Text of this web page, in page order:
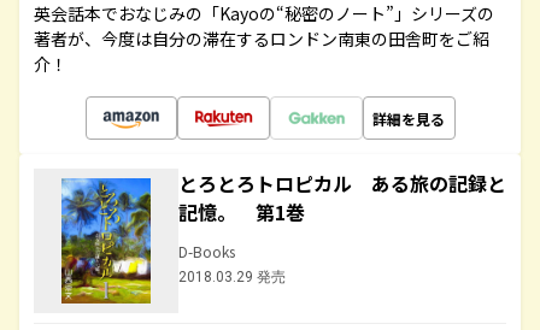
英会話本でおなじみの「Kayoの“秘密のノート”」シリーズの
著者が、今度は自分の滞在するロンドン南東の田舎町をご紹
介！
詳細を見る
とろとろトロピカル ある旅の記録と
記憶。 第1巻
D-Books
2018.03.29 発売